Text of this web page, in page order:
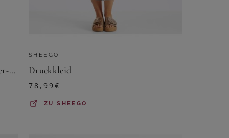
Sommerkleid mit exotischem Allover-Muster
SHEEGO
Druckkleid
78,99€
ZUSHEEGO